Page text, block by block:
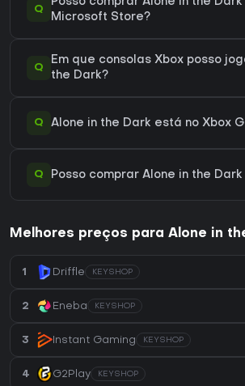
Q
Posso comprar Alone in the Dark
Microsoft Store?
Q
Em que consolas Xbox posso
the Dark?
Q Alone in the Dark está no Xbox
Q Posso comprar Alone in the
Melhores preços para Alone in
1 Driffle KEYSHOP
2 Eneba KEYSHOP
3 Instant Gaming KEYSHOP
4 G2Play KEYSHOP